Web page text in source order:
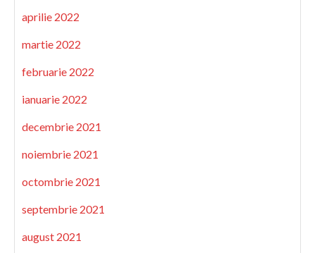
aprilie 2022
martie 2022
februarie 2022
ianuarie 2022
decembrie 2021
noiembrie 2021
octombrie 2021
septembrie 2021
august 2021